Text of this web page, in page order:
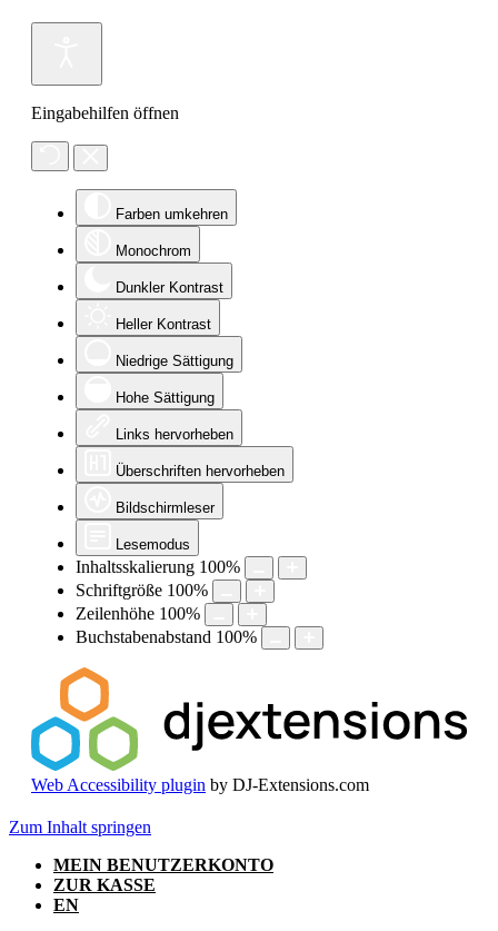
Eingabehilfen öffnen
Farben umkehren
Monochrom
Dunkler Kontrast
Heller Kontrast
Niedrige Sättigung
Hohe Sättigung
Links hervorheben
Überschriften hervorheben
Bildschirmleser
Lesemodus
Inhaltsskalierung 100%
Schriftgröße 100%
Zeilenhöhe 100%
Buchstabenabstand 100%
Web Accessibility plugin by DJ-Extensions.com
Zum Inhalt springen
MEIN BENUTZERKONTO
ZUR KASSE
EN